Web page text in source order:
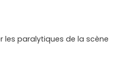
les paralytiques de la scène